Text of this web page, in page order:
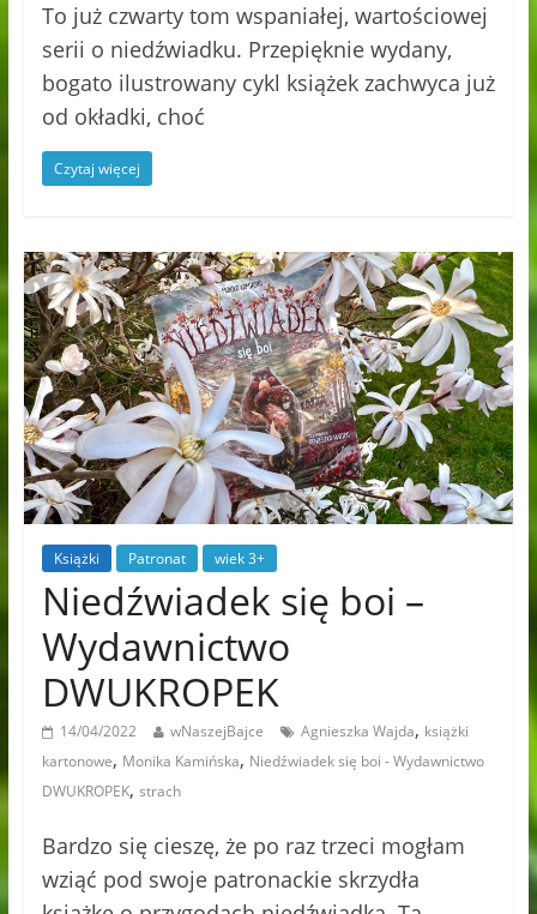
To już czwarty tom wspaniałej, wartościowej
serii o niedźwiadku. Przepięknie wydany,
bogato ilustrowany cykl książek zachwyca już
od okładki, choć
Czytaj więcej
Książki Patronat wiek 3+
Niedźwiadek się boi –
Wydawnictwo
DWUKROPEK
14/04/2022 wNaszejBajce Agnieszka Wajda, książki
kartonowe, Monika Kamińska, Niedźwiadek się boi - Wydawnictwo
DWUKROPEK, strach
Bardzo się cieszę, że po raz trzeci mogłam
wziąć pod swoje patronackie skrzydła